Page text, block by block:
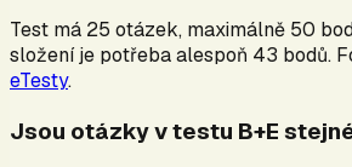
Test má 25 otázek, maximálně 50
složení je potřeba alespoň 43 bodů.
eTesty.
Jsou otázky v testu B+E